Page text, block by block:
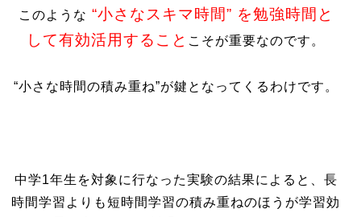
このような “小さなスキマ時間” を勉強時間と
して有効活用すること こそが重要なのです。
“小さな時間の積み重ね”が鍵となってくるわけです。
中学1年生を対象に行なった実験の結果によると、長
時間学習よりも短時間学習の積み重ねのほうが学習効